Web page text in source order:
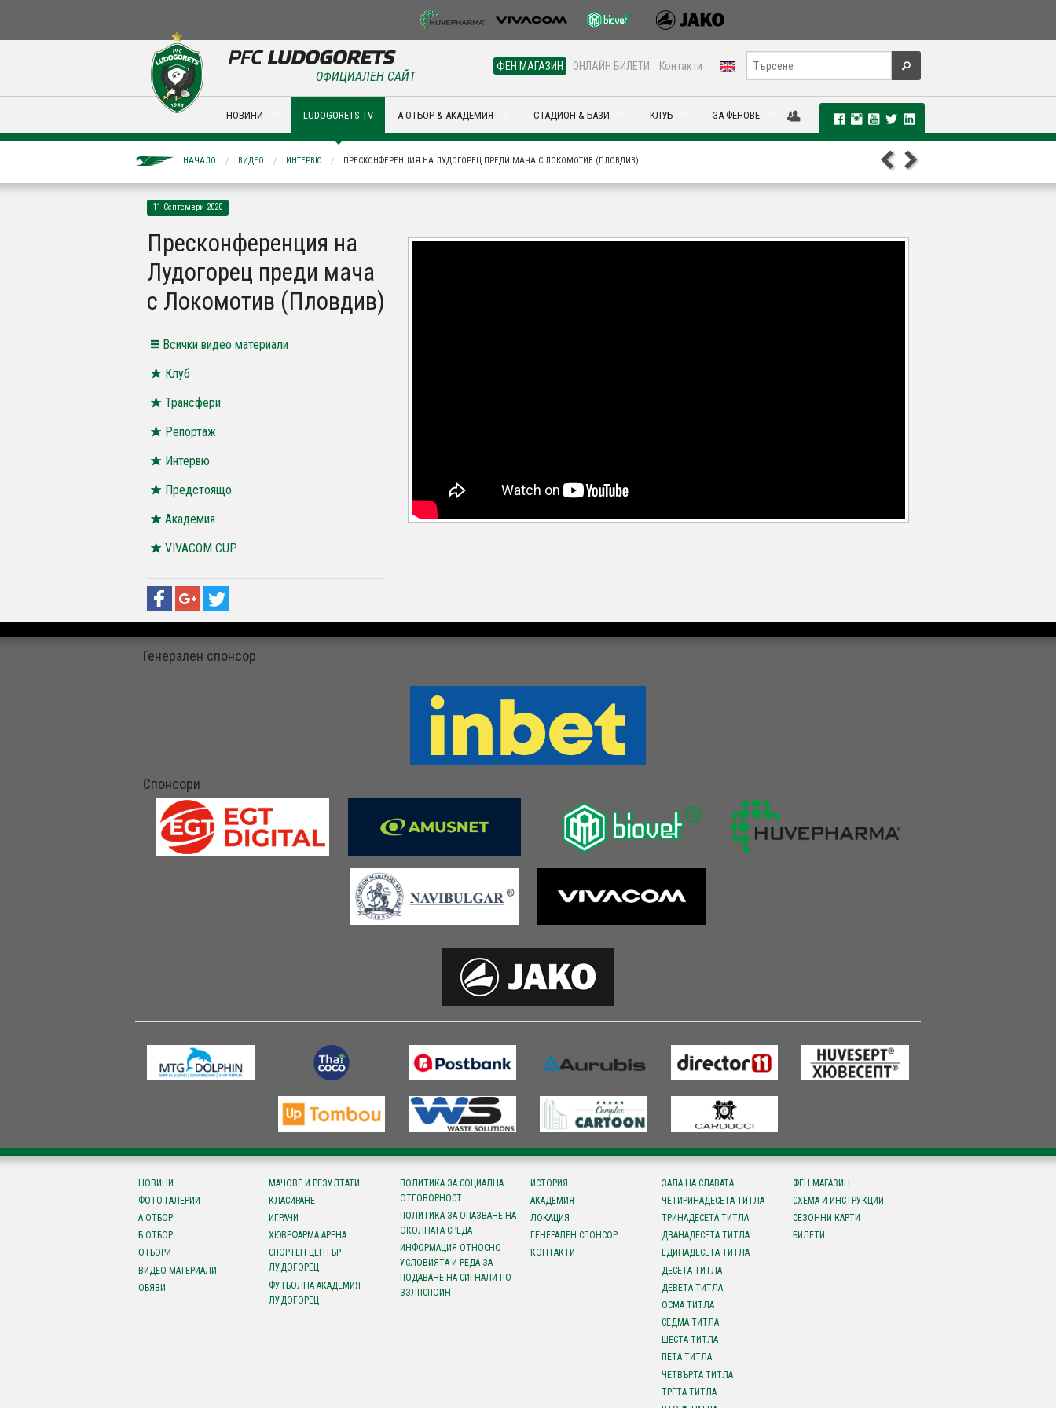
ФЕН МАГАЗИН ОНЛАЙН БИЛЕТИ Контакти
ОФИЦИАЛЕН САЙТ
НОВИНИ LUDOGORETS TV А ОТБОР & АКАДЕМИЯ СТАДИОН & БАЗИ КЛУБ ЗА ФЕНОВЕ
НАЧАЛО ВИДЕО ИНТЕРВЮ ПРЕСКОНФЕРЕНЦИЯ НА ЛУДОГОРЕЦ ПРЕДИ МАЧА С ЛОКОМОТИВ (ПЛОВДИВ)
11 Септември 2020
Пресконференция на
Лудогорец преди мача
с Локомотив (Пловдив)
Всички видео материали
Клуб
Трансфери
Репортаж
Интервю
Предстоящо
Академия
VIVACOM CUP
Генерален спонсор
Спонсори
НОВИНИ
ФОТО ГАЛЕРИИ
А ОТБОР
Б ОТБОР
ОТБОРИ
ВИДЕО МАТЕРИАЛИ
ОБЯВИ
МАЧОВЕ И РЕЗУЛТАТИ
КЛАСИРАНЕ
ИГРАЧИ
ХЮВЕФАРМА АРЕНА
СПОРТЕН ЦЕНТЪР
ЛУДОГОРЕЦ
ФУТБОЛНА АКАДЕМИЯ
ЛУДОГОРЕЦ
ПОЛИТИКА ЗА СОЦИАЛНА
ОТГОВОРНОСТ
ПОЛИТИКА ЗА ОПАЗВАНЕ НА
ОКОЛНАТА СРЕДА
ИНФОРМАЦИЯ ОТНОСНО
УСЛОВИЯТА И РЕДА ЗА
ПОДАВАНЕ НА СИГНАЛИ ПО
ЗЗЛПСПОИН
ИСТОРИЯ
АКАДЕМИЯ
ЛОКАЦИЯ
ГЕНЕРАЛЕН СПОНСОР
КОНТАКТИ
ЗАЛА НА СЛАВАТА
ЧЕТИРИНАДЕСЕТА ТИТЛА
ТРИНАДЕСЕТА ТИТЛА
ДВАНАДЕСЕТА ТИТЛА
ЕДИНАДЕСЕТА ТИТЛА
ДЕСЕТА ТИТЛА
ДЕВЕТА ТИТЛА
ОСМА ТИТЛА
СЕДМА ТИТЛА
ШЕСТА ТИТЛА
ПЕТА ТИТЛА
ЧЕТВЪРТА ТИТЛА
ТРЕТА ТИТЛА
ФЕН МАГАЗИН
СХЕМА И ИНСТРУКЦИИ
СЕЗОННИ КАРТИ
БИЛЕТИ